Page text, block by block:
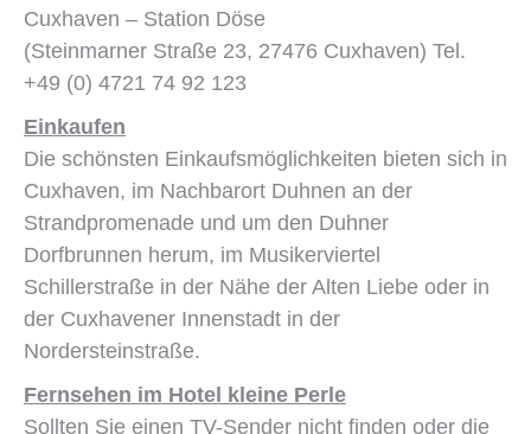
Cuxhaven – Station Döse
(Steinmarner Straße 23, 27476 Cuxhaven) Tel.
+49 (0) 4721 74 92 123
Einkaufen
Die schönsten Einkaufsmöglichkeiten bieten sich in
Cuxhaven, im Nachbarort Duhnen an der
Strandpromenade und um den Duhner
Dorfbrunnen herum, im Musikerviertel
Schillerstraße in der Nähe der Alten Liebe oder in
der Cuxhavener Innenstadt in der
Nordersteinstraße.
Fernsehen im Hotel kleine Perle
Sollten Sie einen TV-Sender nicht finden oder die